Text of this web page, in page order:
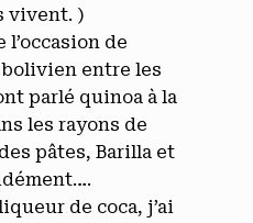
vivent. )
de
entre les
parlé quinoa à la
les rayons de
pâtes, Barilla et
de coca, j’ai